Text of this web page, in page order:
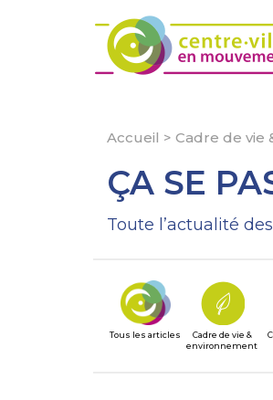
Accueil > Cadre de vie
ÇA SE
Toute l’actualité
Tous les articles
Cadre de vie &
environnement